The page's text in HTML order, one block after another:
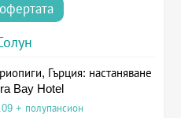
Гърция: настаняване
Bay Hotel
+ полупансион